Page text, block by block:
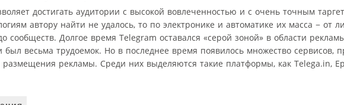
достигать аудитории с высокой вовлеченностью и с очень точным
автору найти не удалось, то по электронике и автоматике их масса − от
сообществ. Долгое время Telegram оставался «серой зоной» в области
был весьма трудоемок. Но в последнее время появилось множество сервисов,
размещения рекламы. Среди них выделяются такие платформы, как Telega.in,